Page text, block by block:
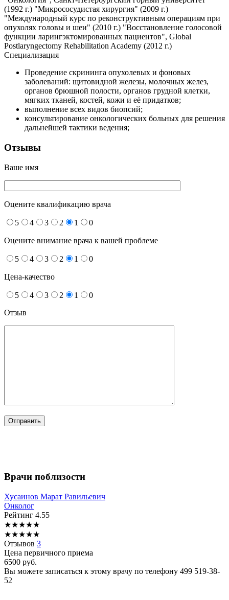
(1992 г.) "Микрососудистая хирургия" (2009 г.)
"Международный курс по реконструктивным операциям при
опухолях головы и шеи" (2010 г.) "Восстановление голосовой
функции ларингэктомированных пациентов", Global
Postlaryngectomy Rehabilitation Academy (2012 г.)
Специализация
Проведение скрининга опухолевых и фоновых
заболеваний: щитовидной железы, молочных желез,
органов брюшной полости, органов грудной клетки,
мягких тканей, костей, кожи и её придатков;
выполнение всех видов биопсий;
консультирование онкологических больных для решения
дальнейшей тактики ведения;
Отзывы
Ваше имя
Оцените квалификацию врача
5 4 3 2 1 0
Оцените внимание врача к вашей проблеме
5 4 3 2 1 0
Цена-качество
5 4 3 2 1
0
Отзыв
Врачи поблизости
Хусаинов Марат Равильевич
Онколог
Рейтинг 4.55
★★★★★
★★★★★
Отзывов 3
Цена первичного приема
6500 руб.
Вы можете записаться к этому врачу по телефону 499 519-38-
52